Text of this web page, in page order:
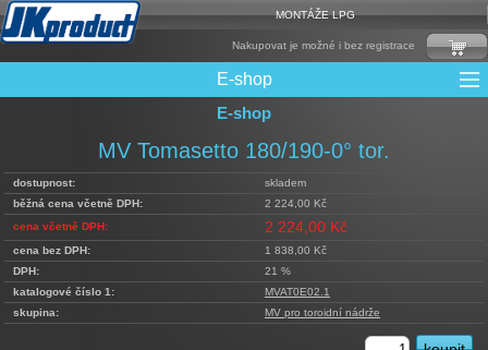
MONTÁŽE LPG
Nakupovat je možné i bez registrace
E-shop
CNG Nádrže
Elektronika + Emulátory
Filtry + Membrány
LPG Nádrže
Mixy + protizášlehové klapky
Multiventily + příslušenství
Ochrana Motoru
Přepínače
Rámy nádrží
Redukce plnění
Reduktory
Řídící jednotky + Testry
Sady + vstřikovače
Spojovací Materiál
Spotřební materiál
Trubky a Hadice
Ventily
E-shop
MV Tomasetto 180/190-0° tor.
dostupnost:
skladem
běžná cena včetně DPH:
2 224,00 Kč
cena včetně DPH:
2 224,00 Kč
cena bez DPH:
1 838,00 Kč
DPH:
21 %
katalogové číslo 1:
MVAT0E02.1
skupina:
MV pro toroidní nádrže